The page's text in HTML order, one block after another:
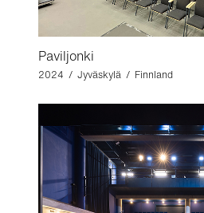
Paviljonki
2024 / Jyväskylä / Finnland